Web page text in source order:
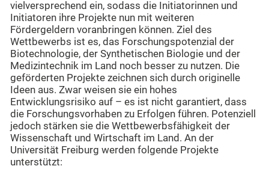
vielversprechend ein, sodass die Initiatorinnen und
Initiatoren ihre Projekte nun mit weiteren
Fördergeldern voranbringen können. Ziel des
Wettbewerbs ist es, das Forschungspotenzial der
Biotechnologie, der Synthetischen Biologie und der
Medizintechnik im Land noch besser zu nutzen. Die
geförderten Projekte zeichnen sich durch originelle
Ideen aus. Zwar weisen sie ein hohes
Entwicklungsrisiko auf – es ist nicht garantiert, dass
die Forschungsvorhaben zu Erfolgen führen. Potenziell
jedoch stärken sie die Wettbewerbsfähigkeit der
Wissenschaft und Wirtschaft im Land. An der
Universität Freiburg werden folgende Projekte
unterstützt: